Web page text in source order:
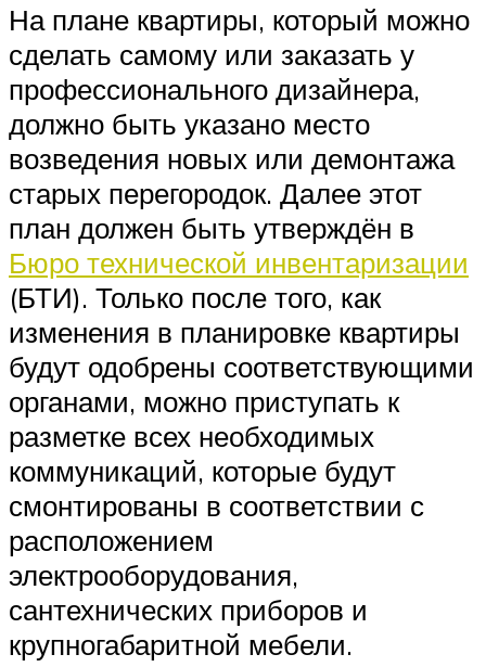
На плане квартиры, который можно
сделать самому или заказать у
профессионального дизайнера,
должно быть указано место
возведения новых или демонтажа
старых перегородок. Далее этот
план должен быть утверждён в
Бюро технической инвентаризации
(БТИ). Только после того, как
изменения в планировке квартиры
будут одобрены соответствующими
органами, можно приступать к
разметке всех необходимых
коммуникаций, которые будут
смонтированы в соответствии с
расположением
электрооборудования,
сантехнических приборов и
крупногабаритной мебели.